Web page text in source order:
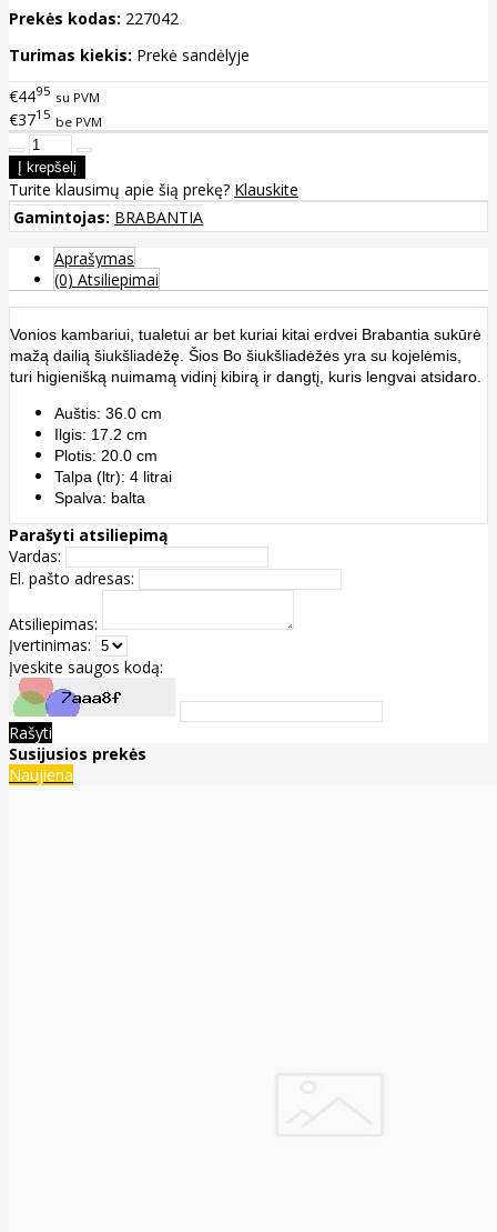
Prekės kodas: 227042
Turimas kiekis: Prekė sandėlyje
€4495 su PVM
€3715 be PVM
Turite klausimų apie šią prekę? Klauskite
Gamintojas: BRABANTIA
Aprašymas
(0) Atsiliepimai
Vonios kambariui, tualetui ar bet kuriai kitai erdvei Brabantia sukūrė
mažą dailią šiukšliadėžę. Šios Bo šiukšliadėžės yra su kojelėmis,
turi higienišką nuimamą vidinį kibirą ir dangtį, kuris lengvai atsidaro.
Auštis: 36.0 cm
Ilgis: 17.2 cm
Plotis: 20.0 cm
Talpa (ltr): 4 litrai
Spalva: balta
Parašyti atsiliepimą
Vardas:
El. pašto adresas:
Atsiliepimas:
Įvertinimas:
Įveskite saugos kodą:
Rašyti
Susijusios prekės
Naujiena